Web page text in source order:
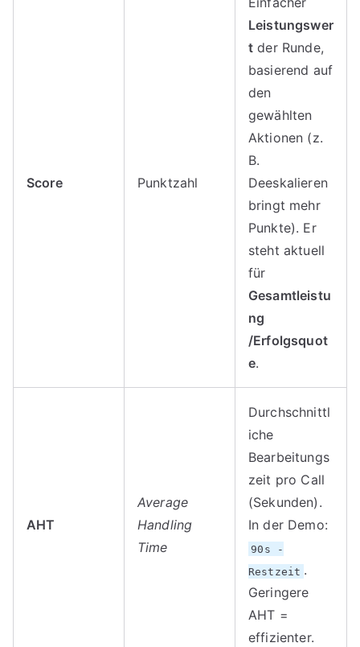
Score Punktzahl
Leistungswer
t der Runde,
basierend auf
den
gewählten
Aktionen (z.
B.
Deeskalieren
bringt mehr
Punkte). Er
steht aktuell
für
Gesamtleistu
ng
/Erfolgsquot
e.
AHT
Average
Handling
Time
Durchschnittl
iche
Bearbeitungs
zeit pro Call
(Sekunden).
In der Demo:
90s -
Restzeit .
Geringere
AHT =
effizienter.